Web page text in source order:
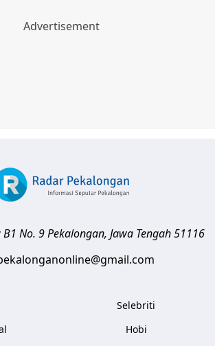
B1 No. 9Pekalongan, Jawa Tengah51116
Selebriti
Hobi